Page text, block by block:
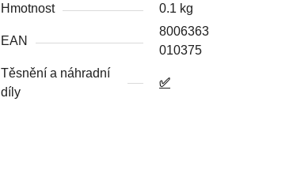
Hmotnost
0.1 kg
EAN
8006363
010375
Těsnění a náhradní
díly
✅